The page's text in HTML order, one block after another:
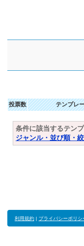
投票数 テンプレ
条件に該当するテン
ジャンル・並び順・
利用規約 | プライバシーポリシ